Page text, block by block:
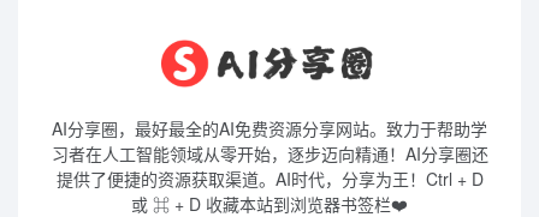
AI分享圈，最好最全的AI免费资源分享网站。致力于帮助学
习者在人工智能领域从零开始，逐步迈向精通！AI分享圈还
提供了便捷的资源获取渠道。AI时代，分享为王！Ctrl + D
或 ⌘ + D 收藏本站到浏览器书签栏❤️